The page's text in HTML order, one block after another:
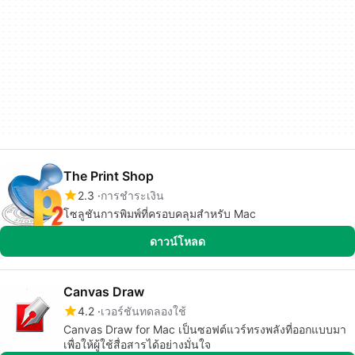
The Print Shop
2.3 การชำระเงิน
โซลูชันการพิมพ์ที่ครอบคลุมสำหรับ Mac
ดาวน์โหลด
Canvas Draw
4.2 เวอร์ชันทดลองใช้
Canvas Draw for Mac เป็นซอฟต์แวร์ทรงพลังที่ออกแบบมา
เพื่อให้ผู้ใช้สื่อสารได้อย่างมั่นใจ